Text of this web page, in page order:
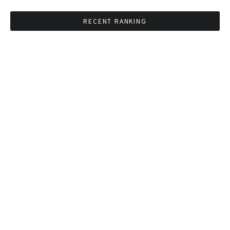
RECENT RANKING